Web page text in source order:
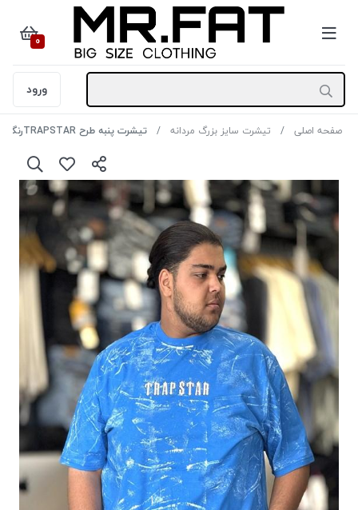
0
ورود
صفحه اصلی تیشرت سایز بزرگ مردانه تیشرت پنبه طرح TRAPSTARرنگ آبی سایز 3XL